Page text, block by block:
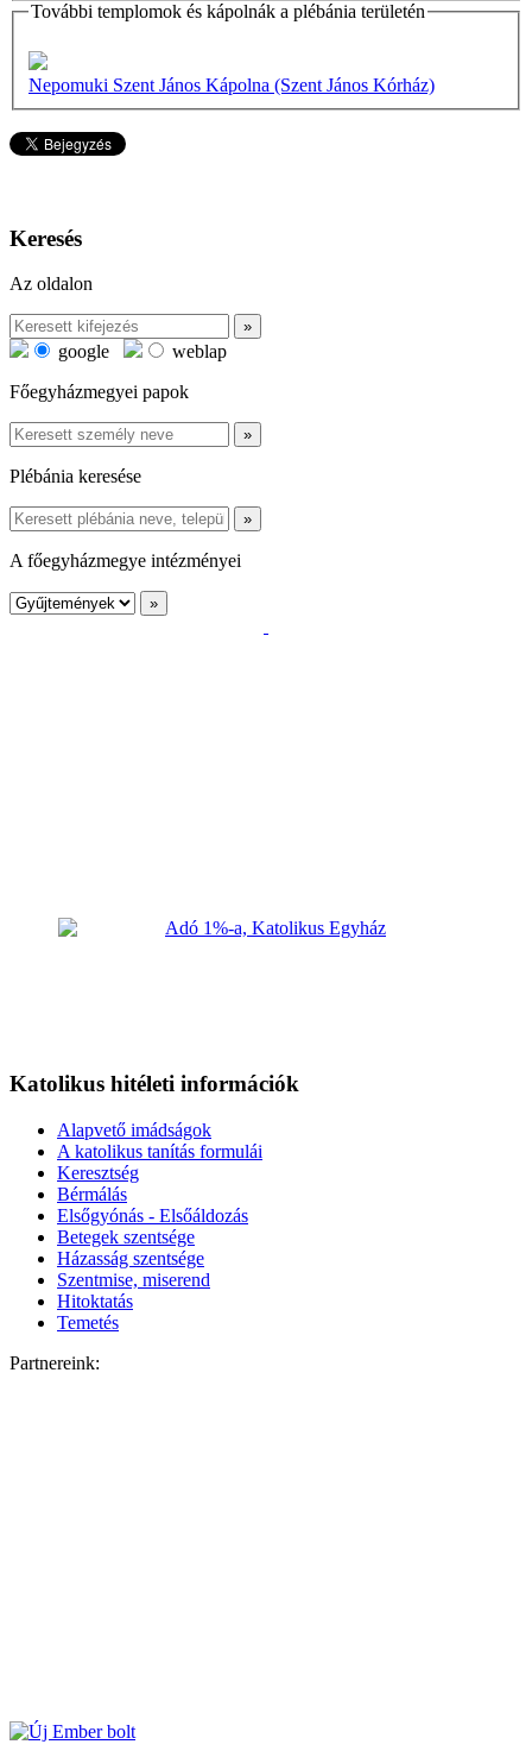
További templomok és kápolnák a plébánia területén
Nepomuki Szent János Kápolna (Szent János Kórház)
Keresés
Az oldalon
google
weblap
Főegyházmegyei papok
Plébánia keresése
A főegyházmegye intézményei
Katolikus hitéleti információk
Alapvető imádságok
A katolikus tanítás formulái
Keresztség
Bérmálás
Elsőgyónás - Elsőáldozás
Betegek szentsége
Házasság szentsége
Szentmise, miserend
Hitoktatás
Temetés
Partnereink: